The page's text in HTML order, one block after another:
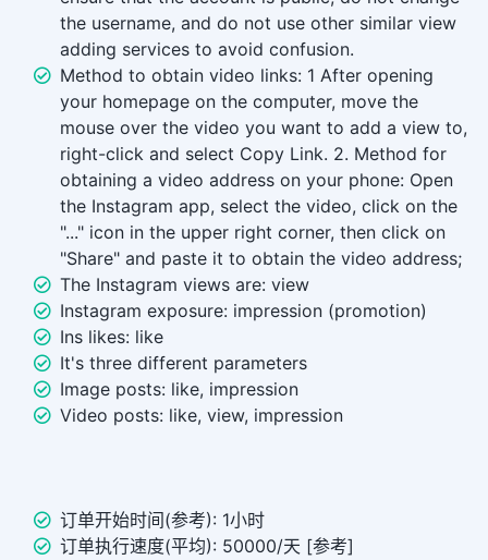
the username, and do not use other similar view
adding services to avoid confusion.
Method to obtain video links: 1 After opening
your homepage on the computer, move the
mouse over the video you want to add a view to,
right-click and select Copy Link. 2. Method for
obtaining a video address on your phone: Open
the Instagram app, select the video, click on the
"..." icon in the upper right corner, then click on
"Share" and paste it to obtain the video address;
The Instagram views are: view
Instagram exposure: impression (promotion)
Ins likes: like
It's three different parameters
Image posts: like, impression
Video posts: like, view, impression
订单开始时间(参考): 1小时
订单执行速度(平均): 50000/天 [参考]